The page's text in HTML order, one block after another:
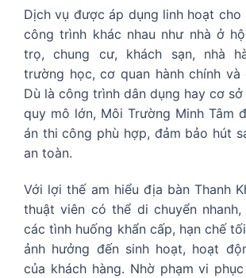
Dịch vụ được áp dụng linh hoạt cho
công trình khác nhau như nhà ở
trọ, chung cư, khách sạn, nhà
trường học, cơ quan hành chính và
Dù là công trình dân dụng hay cơ
quy mô lớn, Môi Trường Minh Tâm
án thi công phù hợp, đảm bảo hút
an toàn.
Với lợi thế am hiểu địa bàn Thanh
thuật viên có thể di chuyển
các tình huống khẩn cấp, hạn chế
ảnh hưởng đến sinh hoạt, hoạt
của khách hàng. Nhờ phạm vi